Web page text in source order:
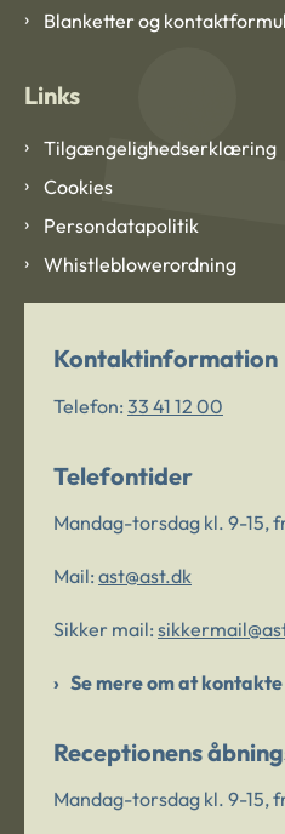
Blanketter og
Links
Tilgængelighedserklæring
Cookies
Persondatapolitik
Whistleblowerordning
Kontaktinformation
Telefon: 33 41 12 00
Telefontider
Mandag-torsdag kl. 9-15,
Mail: ast@ast.dk
Sikker mail:
Se mere om at
Receptionens
Mandag-torsdag kl. 9-15,